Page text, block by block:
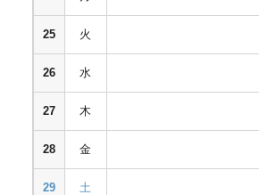
25 火
26 水
27 木
28 金
29 土